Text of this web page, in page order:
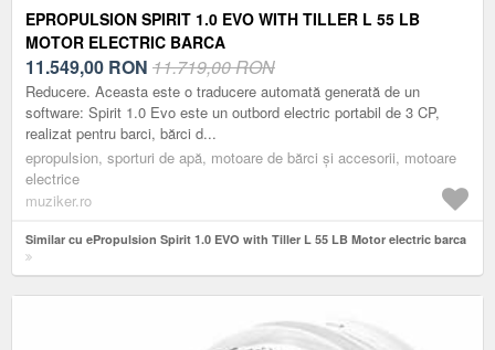
EPROPULSION SPIRIT 1.0 EVO WITH TILLER L 55 LB
MOTOR ELECTRIC BARCA
11.549,00 RON 11.719,00 RON
Reducere. Aceasta este o traducere automată generată de un
software: Spirit 1.0 Evo este un outbord electric portabil de 3 CP,
realizat pentru barci, bărci d...
epropulsion, sporturi de apă, motoare de bărci și accesorii, motoare
electrice
muziker.ro
Similar cu ePropulsion Spirit 1.0 EVO with Tiller L 55 LB Motor electric barca